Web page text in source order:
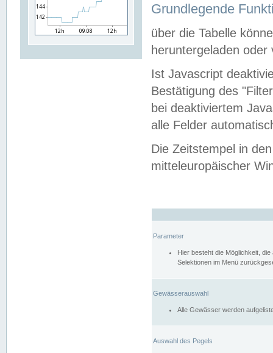
Grundlegende
über die Tabelle
heruntergeladen oder
Ist Javascript
Bestätigung des
bei deaktiviertem
alle Felder
Die Zeitstempel in
mitteleuropäischer
Parameter
Hier besteht die Möglichkeit,
Selektionen im Menü
Gewässerauswahl
Alle Gewässer werden
Auswahl des Pegels